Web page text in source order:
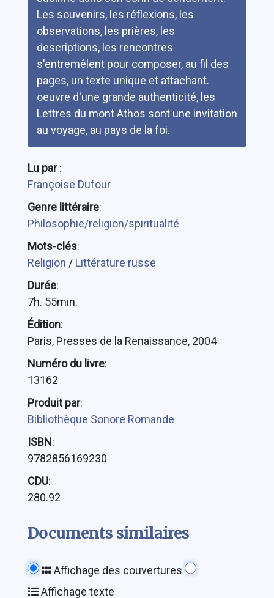
Les souvenirs, les réflexions, les
observations, les prières, les
descriptions, les rencontres
s'entremêlent pour composer, au fil des
pages, un texte unique et attachant.
oeuvre d'une grande authenticité, les
Lettres du mont Athos sont une invitation
au voyage, au pays de la foi.
Lu par:
Françoise Dufour
Genre littéraire:
Philosophie/religion/spiritualité
Mots-clés:
Religion / Littérature russe
Durée:
7h. 55min.
Édition:
Paris, Presses de la Renaissance, 2004
Numéro du livre:
13162
Produit par:
Bibliothèque Sonore Romande
ISBN:
9782856169230
CDU:
280.92
Documents similaires
Affichage des couvertures
Affichage texte